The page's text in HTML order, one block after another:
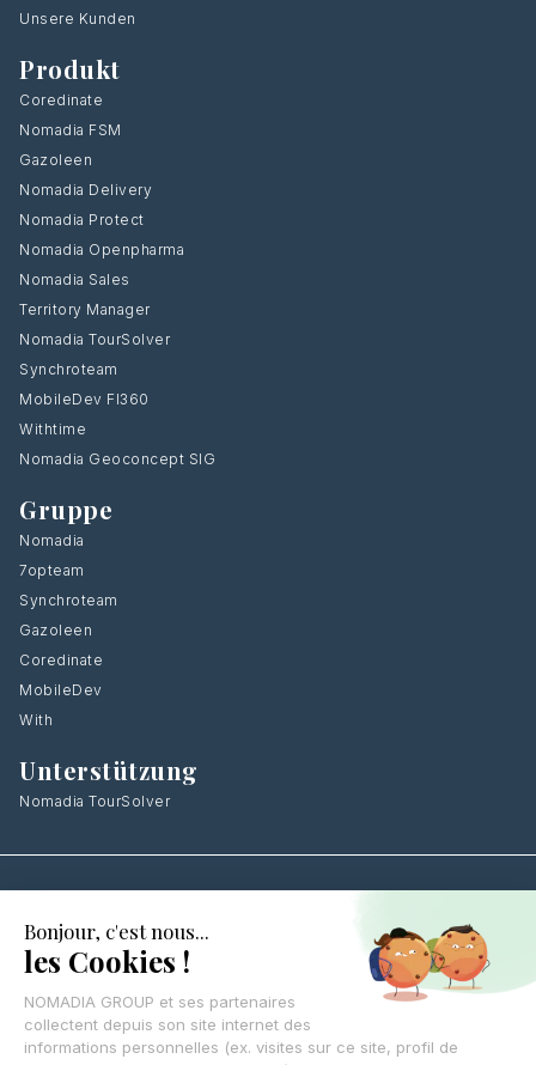
Unsere Kunden
Produkt
Coredinate
Nomadia FSM
Gazoleen
Nomadia Delivery
Nomadia Protect
Nomadia Openpharma
Nomadia Sales
Territory Manager
Nomadia TourSolver
Synchroteam
MobileDev FI360
Withtime
Nomadia Geoconcept SIG
Gruppe
Nomadia
7opteam
Synchroteam
Gazoleen
Coredinate
MobileDev
With
Unterstützung
Nomadia TourSolver
Hinterlassen Sie Ihre Kontaktdaten ,
KONTAKTIEREN SIE UNS